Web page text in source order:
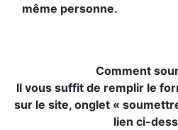
même personne.
Comment
Il vous suffit de remplir le
sur le site, onglet «
lien ci-